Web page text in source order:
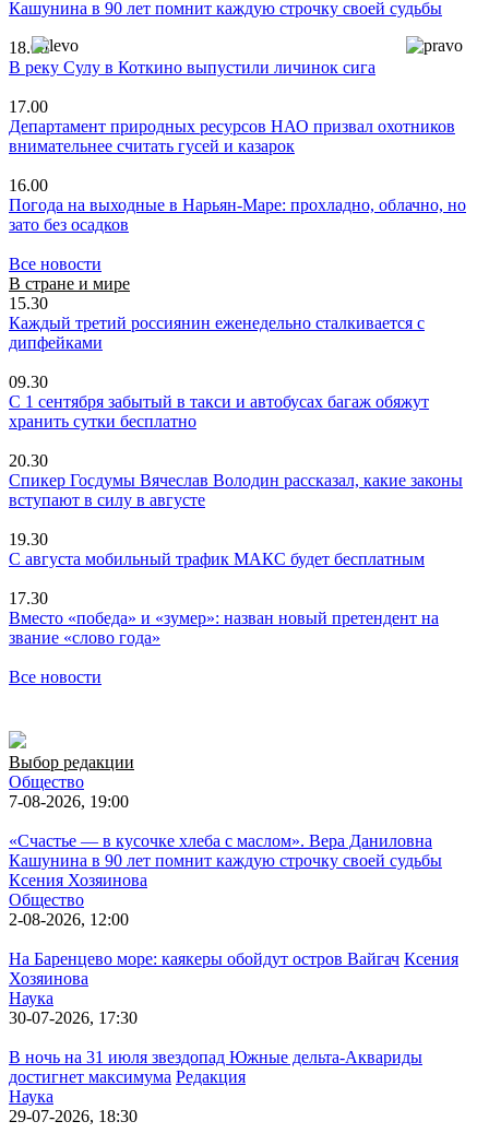
Кашунина в 90 лет помнит каждую строчку своей судьбы
18.00
В реку Сулу в Коткино выпустили личинок сига
17.00
Департамент природных ресурсов НАО призвал охотников
внимательнее считать гусей и казарок
16.00
Погода на выходные в Нарьян-Маре: прохладно, облачно, но
зато без осадков
Все новости
В стране и мире
15.30
Каждый третий россиянин еженедельно сталкивается с
дипфейками
09.30
С 1 сентября забытый в такси и автобусах багаж обяжут
хранить сутки бесплатно
20.30
Спикер Госдумы Вячеслав Володин рассказал, какие законы
вступают в силу в августе
19.30
С августа мобильный трафик МАКС будет бесплатным
17.30
Вместо «победа» и «зумер»: назван новый претендент на
звание «слово года»
Все новости
Выбор редакции
Общество
7-08-2026, 19:00
«Счастье — в кусочке хлеба с маслом». Вера Даниловна
Кашунина в 90 лет помнит каждую строчку своей судьбы
Ксения Хозяинова
Общество
2-08-2026, 12:00
На Баренцево море: каякеры обойдут остров Вайгач Ксения
Хозяинова
Наука
30-07-2026, 17:30
В ночь на 31 июля звездопад Южные дельта-Аквариды
достигнет максимума Редакция
Наука
29-07-2026, 18:30